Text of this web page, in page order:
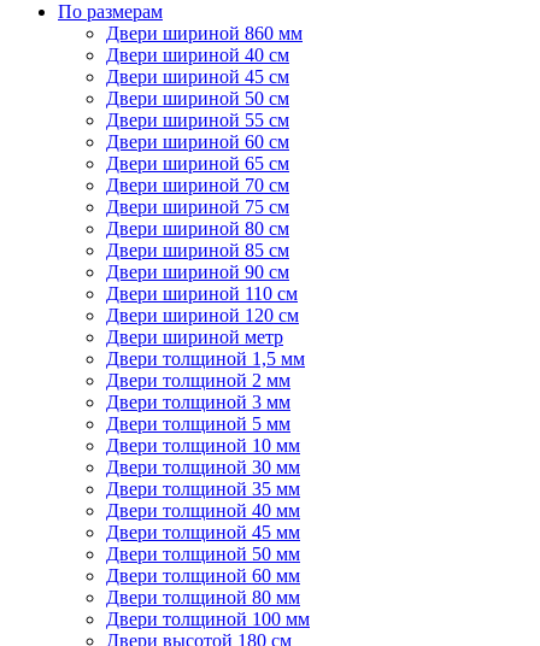
По размерам
Двери шириной 860 мм
Двери шириной 40 см
Двери шириной 45 см
Двери шириной 50 см
Двери шириной 55 см
Двери шириной 60 см
Двери шириной 65 см
Двери шириной 70 см
Двери шириной 75 см
Двери шириной 80 см
Двери шириной 85 см
Двери шириной 90 см
Двери шириной 110 см
Двери шириной 120 см
Двери шириной метр
Двери толщиной 1,5 мм
Двери толщиной 2 мм
Двери толщиной 3 мм
Двери толщиной 5 мм
Двери толщиной 10 мм
Двери толщиной 30 мм
Двери толщиной 35 мм
Двери толщиной 40 мм
Двери толщиной 45 мм
Двери толщиной 50 мм
Двери толщиной 60 мм
Двери толщиной 80 мм
Двери толщиной 100 мм
Двери высотой 180 см